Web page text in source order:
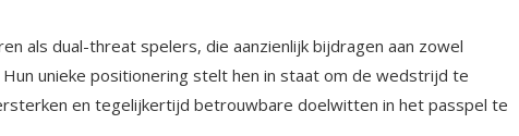
als dual-threat spelers, die aanzienlijk bijdragen aan zowel
unieke positionering stelt hen in staat om de wedstrijd te
en tegelijkertijd betrouwbare doelwitten in het passpel te